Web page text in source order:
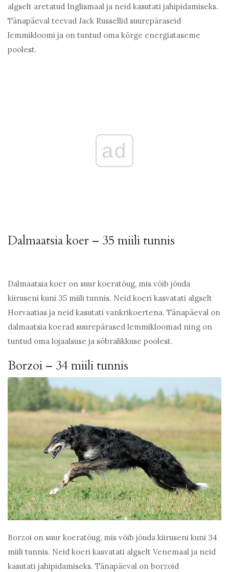
algselt aretatud Inglismaal ja neid kasutati jahipidamiseks.
Tänapäeval teevad Jack Russellid suurepäraseid
lemmikloomi ja on tuntud oma kõrge energiataseme
poolest.
ad
Dalmaatsia koer – 35 miili tunnis
Dalmaatsia koer on suur koeratõug, mis võib jõuda
kiiruseni kuni 35 miili tunnis. Neid koeri kasvatati algselt
Horvaatias ja neid kasutati vankrikoertena. Tänapäeval on
dalmaatsia koerad suurepärased lemmikloomad ning on
tuntud oma lojaalsuse ja sõbralikkuse poolest.
Borzoi – 34 miili tunnis
Borzoi on suur koeratõug, mis võib jõuda kiiruseni kuni 34
miili tunnis. Neid koeri kasvatati algselt Venemaal ja neid
kasutati jahipidamiseks. Tänapäeval on borzoid